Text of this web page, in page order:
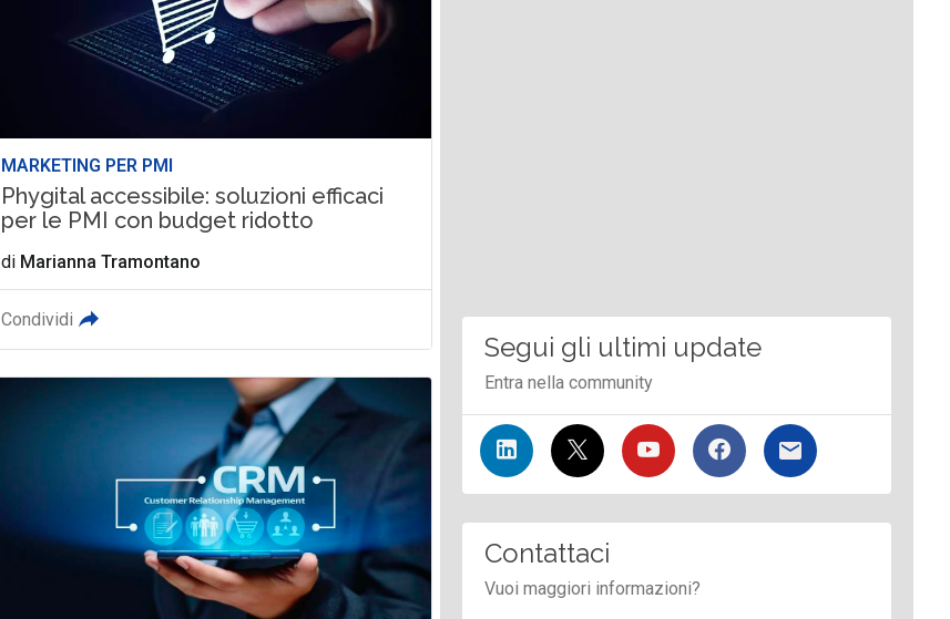
MARKETING PER PMI
Phygital accessibile: soluzioni efficaci
per le PMI con budget ridotto
di Marianna Tramontano
Condividi
Segui gli ultimi update
Entra nella community
Contattaci
Vuoi maggiori informazioni?